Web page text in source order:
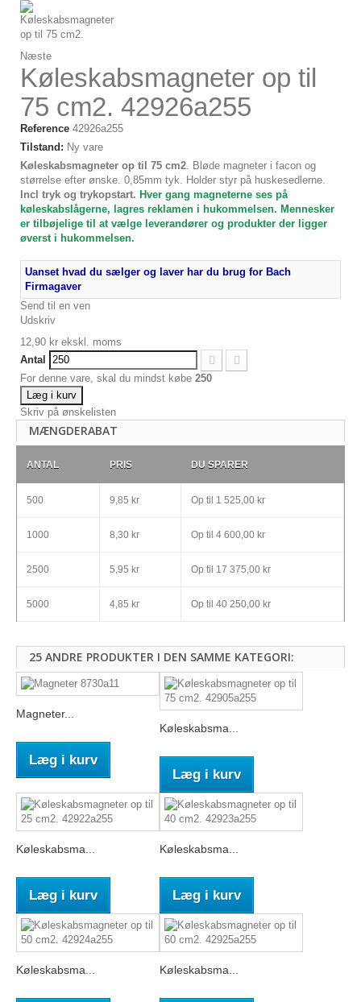
Næste
Køleskabsmagneter op til
75 cm2. 42926a255
Reference 42926a255
Tilstand: Ny vare
Køleskabsmagneter op til 75 cm2 . Bløde magneter i facon og
størrelse efter ønske. 0,85mm tyk. Holder styr på huskesedlerne.
Incl tryk og trykopstart. Hver gang magneterne ses på
køleskabslågerne, lagres reklamen i hukommelsen. Mennesker
er tilbøjelige til at vælge leverandører og produkter der ligger
øverst i hukommelsen.
Uanset hvad du sælger og laver har du brug for Bach
Firmagaver
Send til en ven
Udskriv
12,90 kr ekskl. moms
Antal
For denne vare, skal du mindst købe 250
Læg i kurv
Skriv på ønskelisten
MÆNGDERABAT
ANTAL PRIS DU SPARER
500 9,85 kr Op til 1 525,00 kr
1000 8,30 kr Op til 4 600,00 kr
2500 5,95 kr Op til 17 375,00 kr
5000 4,85 kr Op til 40 250,00 kr
25 ANDRE PRODUKTER I DEN SAMME KATEGORI:
Magneter...
Læg i kurv
Køleskabsma...
Læg i kurv
Køleskabsma...
Læg i kurv
Køleskabsma...
Læg i kurv
Køleskabsma... Køleskabsma...